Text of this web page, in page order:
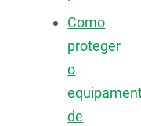
Como
proteger
o
de